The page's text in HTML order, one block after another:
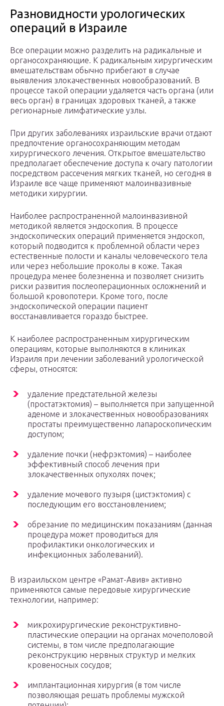
Разновидности урологических
операций в Израиле
Все операции можно разделить на радикальные и
органосохраняющие. К радикальным хирургическим
вмешательствам обычно прибегают в случае
выявления злокачественных новообразований. В
процессе такой операции удаляется часть органа (или
весь орган) в границах здоровых тканей, а также
регионарные лимфатические узлы.
При других заболеваниях израильские врачи отдают
предпочтение органосохраняющим методам
хирургического лечения. Открытое вмешательство
предполагает обеспечение доступа к очагу патологии
посредством рассечения мягких тканей, но сегодня в
Израиле все чаще применяют малоинвазивные
методики хирургии.
Наиболее распространенной малоинвазивной
методикой является эндоскопия. В процессе
эндоскопических операций применяется эндоскоп,
который подводится к проблемной области через
естественные полости и каналы человеческого тела
или через небольшие проколы в коже. Такая
процедура менее болезненна и позволяет снизить
риски развития послеоперационных осложнений и
большой кровопотери. Кроме того, после
эндоскопической операции пациент
восстанавливается гораздо быстрее.
К наиболее распространенным хирургическим
операциям, которые выполняются в клиниках
Израиля при лечении заболеваний урологической
сферы, относятся:
удаление предстательной железы
(простатэктомия) – выполняется при запущенной
аденоме и злокачественных новообразованиях
простаты преимущественно лапароскопическим
доступом;
удаление почки (нефрэктомия) – наиболее
эффективный способ лечения при
злокачественных опухолях почек;
удаление мочевого пузыря (цистэктомия) с
последующим его восстановлением;
обрезание по медицинским показаниям (данная
процедура может проводиться для
профилактики онкологических и
инфекционных заболеваний).
В израильском центре «Рамат-Авив» активно
применяются самые передовые хирургические
технологии, например:
микрохирургические реконструктивно-
пластические операции на органах мочеполовой
системы, в том числе предполагающие
реконструкцию нервных структур и мелких
кровеносных сосудов;
имплантационная хирургия (в том числе
позволяющая решать проблемы мужской